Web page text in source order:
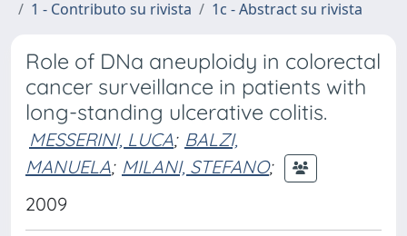
1 - Contributo su rivista
1c - Abstract su rivista
Role of DNa aneuploidy in colorectal
cancer surveillance in patients with
long-standing ulcerative colitis.
MESSERINI, LUCA; BALZI,
MANUELA; MILANI, STEFANO;
2009